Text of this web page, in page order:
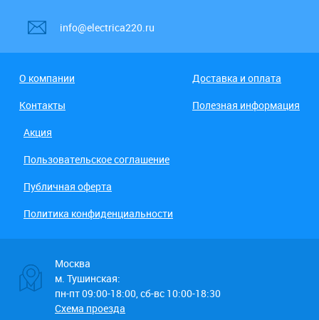
info@electrica220.ru
О компании
Доставка и оплата
Контакты
Полезная информация
Акция
Пользовательское соглашение
Публичная оферта
Политика конфиденциальности
Москва
м. Тушинская:
пн-пт 09:00-18:00, сб-вс 10:00-18:30
Схема проезда